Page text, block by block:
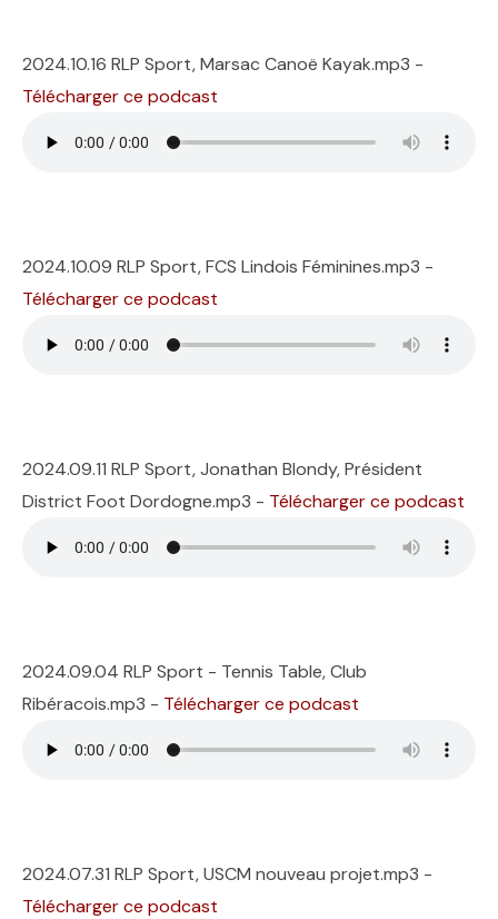
2024.10.16 RLP Sport, Marsac Canoë Kayak.mp3 -
Télécharger ce podcast
2024.10.09 RLP Sport, FCS Lindois Féminines.mp3 -
Télécharger ce podcast
2024.09.11 RLP Sport, Jonathan Blondy, Président
District Foot Dordogne.mp3 - Télécharger ce podcast
2024.09.04 RLP Sport - Tennis Table, Club
Ribéracois.mp3 - Télécharger ce podcast
2024.07.31 RLP Sport, USCM nouveau projet.mp3 -
Télécharger ce podcast